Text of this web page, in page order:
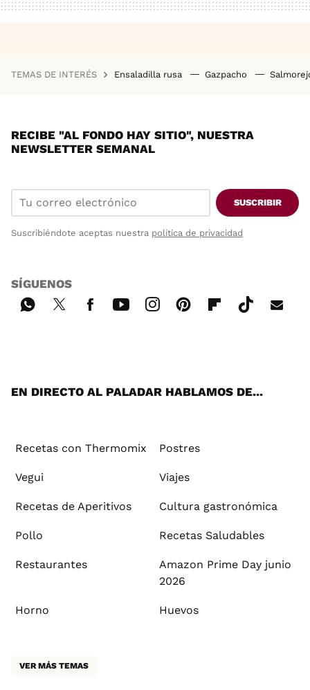
TEMAS DE INTERÉS Ensaladilla rusa Gazpacho
RECIBE "AL FONDO HAY SITIO", NUESTRA
NEWSLETTER SEMANAL
SUSCRIBIR
Suscribiéndote aceptas nuestra política de privacidad
SÍGUENOS
EN DIRECTO AL PALADAR HABLAMOS DE...
Recetas con Thermomix Postres
Vegui Viajes
Recetas de Aperitivos Cultura gastronómica
Pollo Recetas Saludables
Restaurantes
Amazon Prime Day junio
2026
Horno Huevos
VER MÁS TEMAS